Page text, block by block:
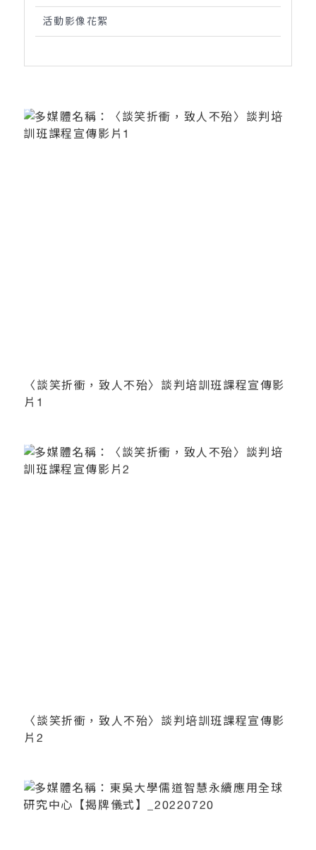
活動影像花絮
〈談笑折衝，致人不殆〉談判培訓班課程宣傳影
片1
〈談笑折衝，致人不殆〉談判培訓班課程宣傳影
片2